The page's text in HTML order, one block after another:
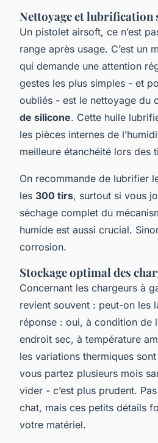
Nettoyage et lubrification
Un pistolet airsoft, ce n’est
range après usage. C’est un
qui demande une attention
gestes les plus simples - et
oubliés - est le nettoyage du
de silicone. Cette huile
les pièces internes de
meilleure étanchéité lors des
On recommande de lubrifier
les 300 tirs, surtout si vous
séchage complet du
humide est aussi crucial.
corrosion.
Stockage optimal des
Concernant les chargeurs à
revient souvent : peut-on les
réponse : oui, à condition de
endroit sec, à température
les variations thermiques
vous partez plusieurs mois
vider - c’est plus prudent.
chat, mais ces petits détails
votre matériel.